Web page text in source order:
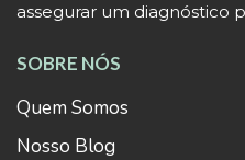
assegurar um diagnóstico
SOBRE NÓS
Quem Somos
Nosso Blog